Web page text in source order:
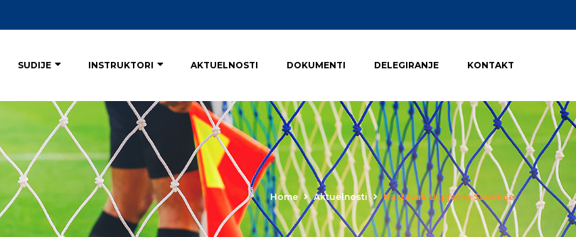
SUDIJE INSTRUKTORI AKTUELNOSTI DOKUMENTI DELEGIRANJE KONTAKT
Home Aktuelnosti Nastavak Uspješne Saradnje